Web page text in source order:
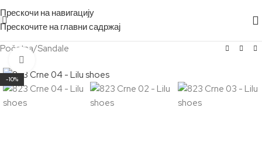
Прескочи на навигацију
Прескочите на главни садржај
Početna/Sandale
-10%